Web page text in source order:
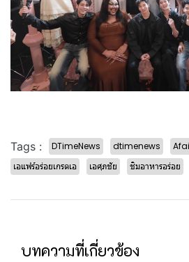
Tags : DTimeNews dtimenews
เอแฟร์อร่อยเกรดเอ
เอศุภชัย ชิมอาหารอร่อย
บทความที่เกี่ยวข้อง